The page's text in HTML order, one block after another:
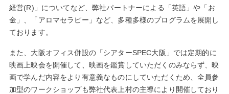
経営(R)」についてなど、弊社パートナーによる「英語」や「お
金」、「アロマセラピー」など、多種多様のプログラムを展開し
ております。
また、大阪オフィス併設の「シアターSPEC大阪」では定期的に
映画上映会を開催して、映画を鑑賞していただくのみならず、映
画で学んだ内容をより有意義なものにしていただくため、全員参
加型のワークショップも弊社代表上村の主導により開催しており